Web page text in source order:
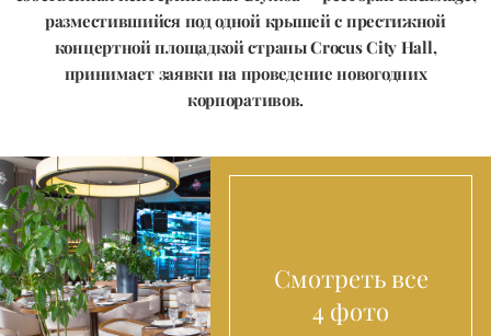
разместившийся под одной крышей с престижной
концертной площадкой страны Crocus City Hall,
принимает заявки на проведение новогодних
корпоративов.
Смотреть все
4 фото